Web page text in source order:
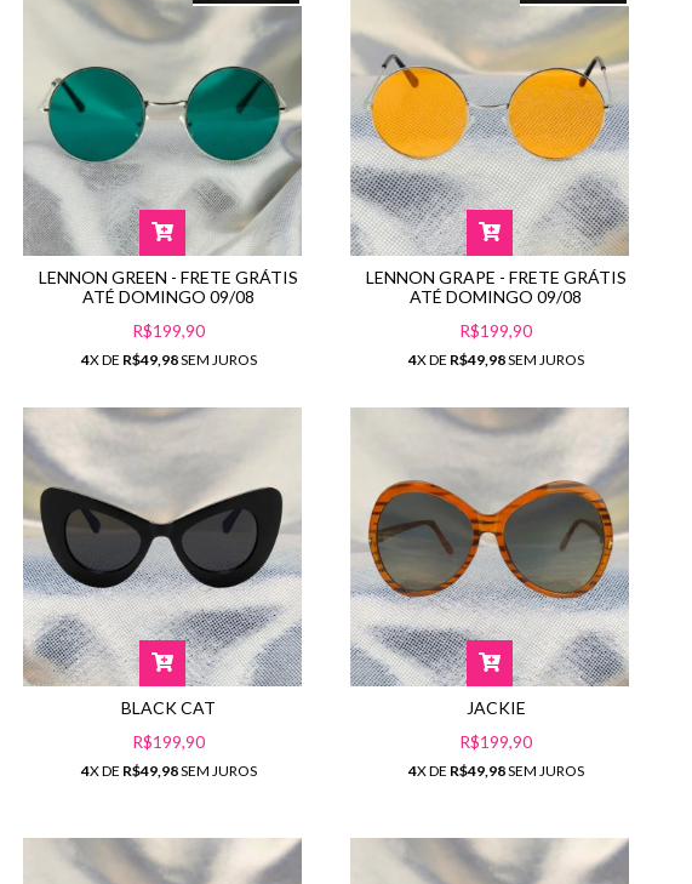
LENNON GREEN - FRETE GRÁTIS
ATÉ DOMINGO 09/08
R$199,90
4X DE R$49,98SEM JUROS
LENNON GRAPE - FRETE GRÁTIS
ATÉ DOMINGO 09/08
R$199,90
4X DE R$49,98SEM JUROS
BLACK CAT
R$199,90
4X DE R$49,98SEM JUROS
JACKIE
R$199,90
4X DE R$49,98SEM JUROS